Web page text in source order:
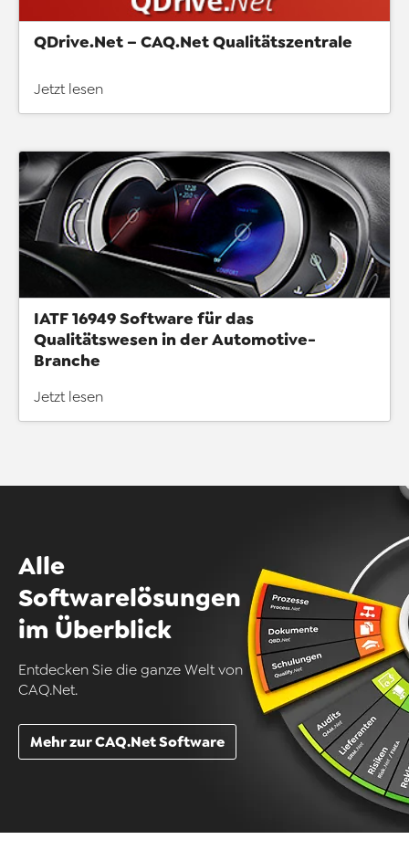
QDrive.Net – CAQ.Net Qualitätszentrale
Jetzt lesen
IATF 16949 Software für das
Qualitätswesen in der Automotive-
Branche
Jetzt lesen
Alle
Softwarelösungen
im Überblick
Entdecken Sie die ganze Welt von
CAQ.Net.
Mehr zur CAQ.Net Software